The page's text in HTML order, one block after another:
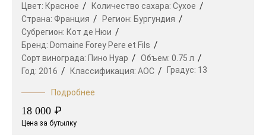
Цвет: Красное Количество сахара: Сухое
Страна: Франция Регион: Бургундия
Субрегион: Кот де Нюи
Бренд: Domaine Forey Pere et Fils
Сорт винограда: Пино Нуар Объем: 0.75 л
Год: 2016 Классификация: AOC Градус: 13
Подробнее
18 000 ₽
Цена за бутылку